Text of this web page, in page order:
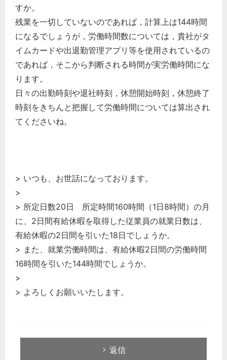
すか。
残業を一切していないのであれば，計算上は144時間
になるでしょうが，労働時間数については，貴社がタ
イムカードや出退勤管理アプリ等を使用されているの
であれば，そこから判断される時間が実労働時間にな
ります。
日々の出勤時刻や退社時刻，休憩開始時刻，休憩終了
時刻をきちんと把握して労働時間については算出され
てくださいね。
> いつも、お世話になっております。
>
> 所定日数20日 所定時間160時間（1日8時間）の月
に、2日間有給休暇を取得した従業員の就業日数は、
有給休暇の2日間を引いた18日でしょうか。
> また、就業労働時間は、有給休暇2日間の労働時間
16時間を引いた144時間でしょうか。
>
> よろしくお願いいたします。
返信